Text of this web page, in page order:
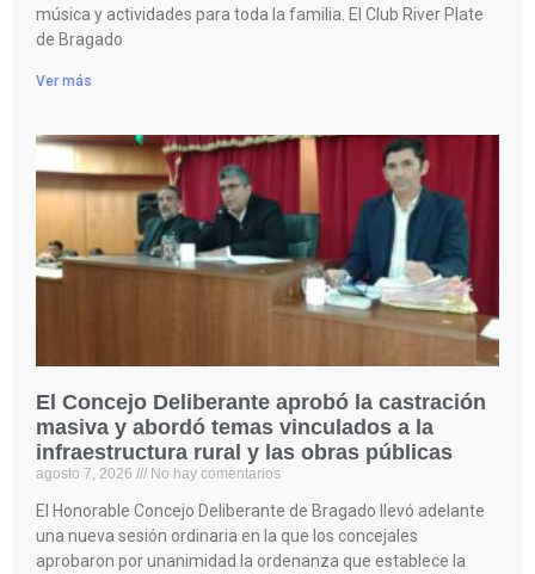
música y actividades para toda la familia. El Club River Plate
de Bragado
Ver más
El Concejo Deliberante aprobó la castración
masiva y abordó temas vinculados a la
infraestructura rural y las obras públicas
agosto 7, 2026 No hay comentarios
El Honorable Concejo Deliberante de Bragado llevó adelante
una nueva sesión ordinaria en la que los concejales
aprobaron por unanimidad la ordenanza que establece la